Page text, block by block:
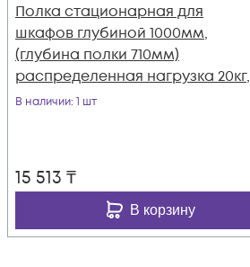
Полка стационарная для
шкафов глубиной 1000мм,
(глубина полки 710мм)
распределенная нагрузка 20кг,
цвет-черный (SNR-SHELF-10071-
В наличии: 1 шт
15 513 ₸
В корзину